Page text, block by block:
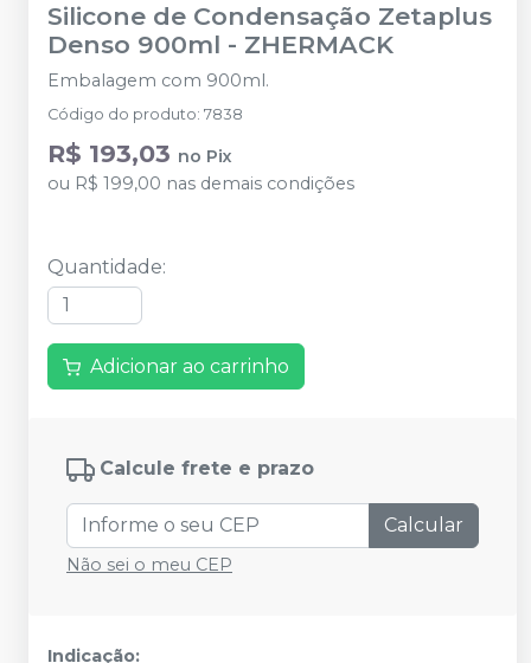
Silicone de Condensação Zetaplus
Denso 900ml - ZHERMACK
Embalagem com 900ml.
Código do produto: 7838
R$ 193,03 no Pix
ou R$ 199,00 nas demais condições
Quantidade:
Adicionar ao carrinho
Calcule frete e prazo
Calcular
Não sei o meu CEP
Indicação: